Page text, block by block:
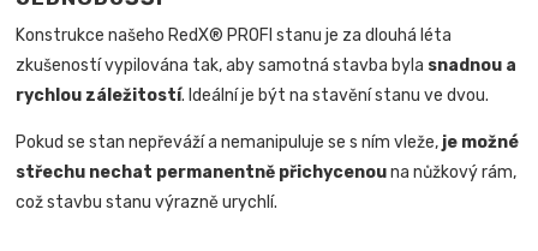
Konstrukce našeho RedX® PROFI stanu je za dlouhá léta
zkušeností vypilována tak, aby samotná stavba byla snadnou a
rychlou záležitostí. Ideální je být na stavění stanu ve dvou.
Pokud se stan nepřeváží a nemanipuluje se s ním vleže, je možné
střechu nechat permanentně přichycenouna nůžkový rám,
což stavbu stanu výrazně urychlí.